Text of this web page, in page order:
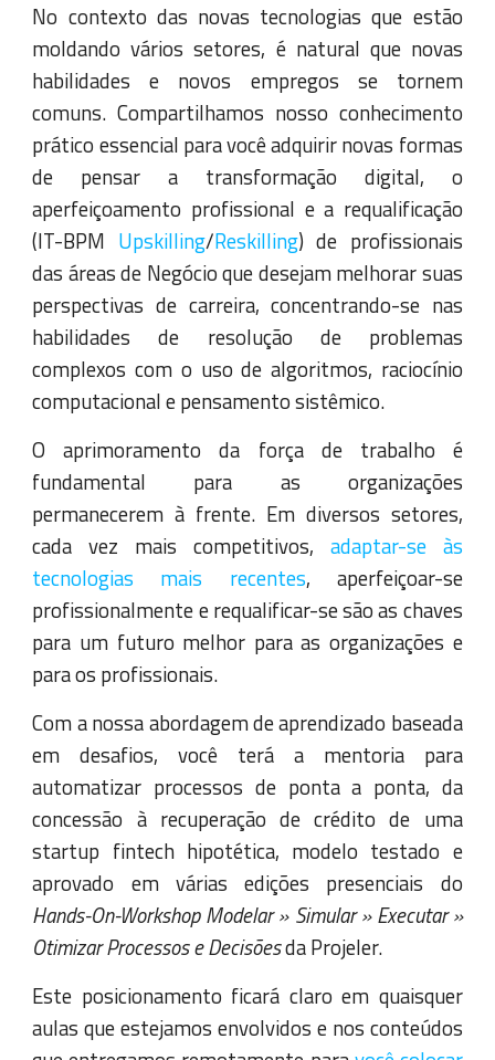
No contexto das novas tecnologias que estão
moldando vários setores, é natural que novas
habilidades e novos empregos se tornem
comuns. Compartilhamos nosso conhecimento
prático essencial para você adquirir novas formas
de pensar a transformação digital, o
aperfeiçoamento profissional e a requalificação
(IT-BPM Upskilling/Reskilling) de profissionais
das áreas de Negócio que desejam melhorar suas
perspectivas de carreira, concentrando-se nas
habilidades de resolução de problemas
complexos com o uso de algoritmos, raciocínio
computacional e pensamento sistêmico.
O aprimoramento da força de trabalho é
fundamental para as organizações
permanecerem à frente. Em diversos setores,
cada vez mais competitivos, adaptar-se às
tecnologias mais recentes, aperfeiçoar-se
profissionalmente e requalificar-se são as chaves
para um futuro melhor para as organizações e
para os profissionais.
Com a nossa abordagem de aprendizado baseada
em desafios, você terá a mentoria para
automatizar processos de ponta a ponta, da
concessão à recuperação de crédito de uma
startup fintech hipotética, modelo testado e
aprovado em várias edições presenciais do
Hands-On-Workshop Modelar » Simular » Executar »
Otimizar Processos e Decisõesda Projeler.
Este posicionamento ficará claro em quaisquer
aulas que estejamos envolvidos e nos conteúdos